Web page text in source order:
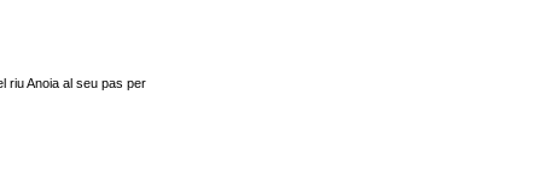
riu Anoia al seu pas per